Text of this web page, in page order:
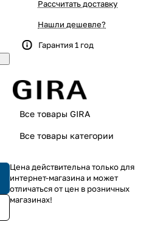
Рассчитать доставку
Нашли дешевле?
Гарантия 1 год
Все товары GIRA
Все товары категории
Цена действительна только для
интернет-магазина и может
отличаться от цен в розничных
магазинах!